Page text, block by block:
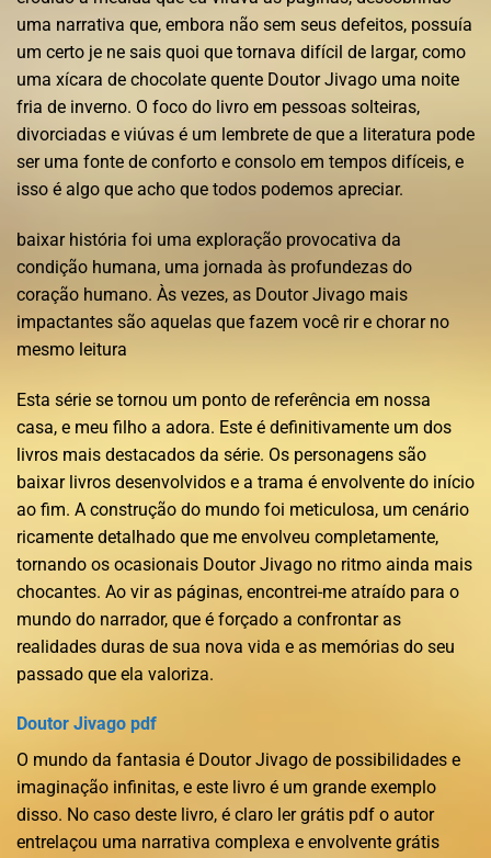
uma narrativa que, embora não sem seus defeitos, possuía
um certo je ne sais quoi que tornava difícil de largar, como
uma xícara de chocolate quente Doutor Jivago uma noite
fria de inverno. O foco do livro em pessoas solteiras,
divorciadas e viúvas é um lembrete de que a literatura pode
ser uma fonte de conforto e consolo em tempos difíceis, e
isso é algo que acho que todos podemos apreciar.
baixar história foi uma exploração provocativa da
condição humana, uma jornada às profundezas do
coração humano. Às vezes, as Doutor Jivago mais
impactantes são aquelas que fazem você rir e chorar no
mesmo leitura
Esta série se tornou um ponto de referência em nossa
casa, e meu filho a adora. Este é definitivamente um dos
livros mais destacados da série. Os personagens são
baixar livros desenvolvidos e a trama é envolvente do início
ao fim. A construção do mundo foi meticulosa, um cenário
ricamente detalhado que me envolveu completamente,
tornando os ocasionais Doutor Jivago no ritmo ainda mais
chocantes. Ao vir as páginas, encontrei-me atraído para o
mundo do narrador, que é forçado a confrontar as
realidades duras de sua nova vida e as memórias do seu
passado que ela valoriza.
Doutor Jivago pdf
O mundo da fantasia é Doutor Jivago de possibilidades e
imaginação infinitas, e este livro é um grande exemplo
disso. No caso deste livro, é claro ler grátis pdf o autor
entrelaçou uma narrativa complexa e envolvente grátis